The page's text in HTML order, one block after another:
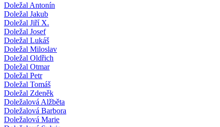
Doležal Antonín
Doležal Jakub
Doležal Jiří X.
Doležal Josef
Doležal Lukáš
Doležal Miloslav
Doležal Oldřich
Doležal Otmar
Doležal Petr
Doležal Tomáš
Doležal Zdeněk
Doležalová Alžběta
Doležalová Barbora
Doležalová Marie